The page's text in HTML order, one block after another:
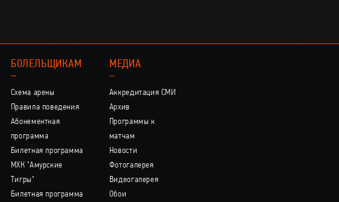
БОЛЕЛЬЩИКАМ
–
Схема арены
Правила поведения
Абонементная
программа
Билетная программа
МХК "Амурские
Тигры"
Билетная программа
МЕДИА
–
Аккредитация СМИ
Архив
Программы к
матчам
Новости
Фотогалерея
Видеогалерея
Обои